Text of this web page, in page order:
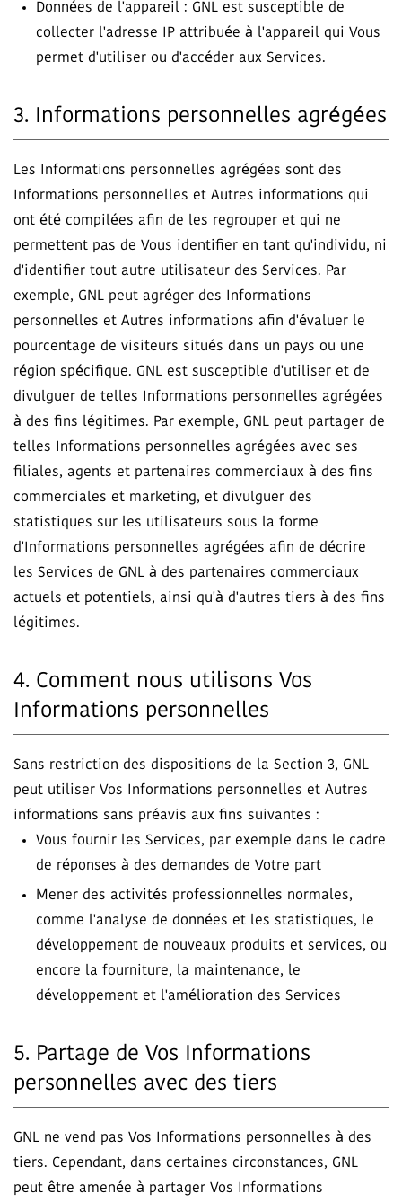
Données de l'appareil : GNL est susceptible de
collecter l'adresse IP attribuée à l'appareil qui Vous
permet d'utiliser ou d'accéder aux Services.
3. Informations personnelles agrégées
Les Informations personnelles agrégées sont des
Informations personnelles et Autres informations qui
ont été compilées afin de les regrouper et qui ne
permettent pas de Vous identifier en tant qu'individu, ni
d'identifier tout autre utilisateur des Services. Par
exemple, GNL peut agréger des Informations
personnelles et Autres informations afin d'évaluer le
pourcentage de visiteurs situés dans un pays ou une
région spécifique. GNL est susceptible d'utiliser et de
divulguer de telles Informations personnelles agrégées
à des fins légitimes. Par exemple, GNL peut partager de
telles Informations personnelles agrégées avec ses
filiales, agents et partenaires commerciaux à des fins
commerciales et marketing, et divulguer des
statistiques sur les utilisateurs sous la forme
d'Informations personnelles agrégées afin de décrire
les Services de GNL à des partenaires commerciaux
actuels et potentiels, ainsi qu'à d'autres tiers à des fins
légitimes.
4. Comment nous utilisons Vos
Informations personnelles
Sans restriction des dispositions de la Section 3, GNL
peut utiliser Vos Informations personnelles et Autres
informations sans préavis aux fins suivantes :
Vous fournir les Services, par exemple dans le cadre
de réponses à des demandes de Votre part
Mener des activités professionnelles normales,
comme l'analyse de données et les statistiques, le
développement de nouveaux produits et services, ou
encore la fourniture, la maintenance, le
développement et l'amélioration des Services
5. Partage de Vos Informations
personnelles avec des tiers
GNL ne vend pas Vos Informations personnelles à des
tiers. Cependant, dans certaines circonstances, GNL
peut être amenée à partager Vos Informations